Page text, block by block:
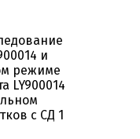
и
режиме
LY900014
с СД 1